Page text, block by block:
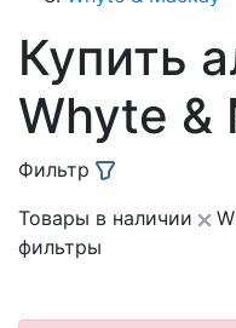
Купить
Whyte &
Фильтр
Товары в наличии
фильтры